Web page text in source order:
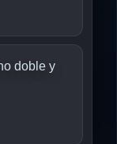
doble y